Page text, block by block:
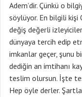
Adem’dir. Çünkü o
söylüyor. En bilgili kişi
değiş değerli
dünyaya tercih edip
imkanlar geçer, şunu
dediğin an imtihanı
teslim olursun. İşte
Hep öyle derler.